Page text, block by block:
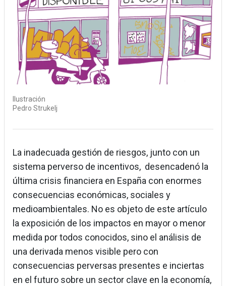
Ilustración
Pedro Strukelj
La inadecuada gestión de riesgos, junto con un
sistema perverso de incentivos, desencadenó la
última crisis financiera en España con enormes
consecuencias económicas, sociales y
medioambientales. No es objeto de este artículo
la exposición de los impactos en mayor o menor
medida por todos conocidos, sino el análisis de
una derivada menos visible pero con
consecuencias perversas presentes e inciertas
en el futuro sobre un sector clave en la economía,